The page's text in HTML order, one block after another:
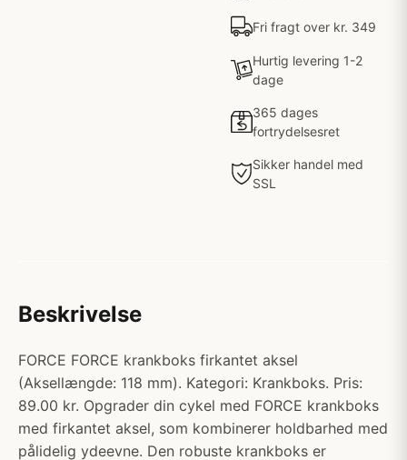
Fri fragt over kr. 349
Hurtig levering 1-2
dage
365 dages
fortrydelsesret
Sikker handel med
SSL
Beskrivelse
FORCE FORCE krankboks firkantet aksel
(Aksellængde: 118 mm). Kategori: Krankboks. Pris:
89.00 kr. Opgrader din cykel med FORCE krankboks
med firkantet aksel, som kombinerer holdbarhed med
pålidelig ydeevne. Den robuste krankboks er